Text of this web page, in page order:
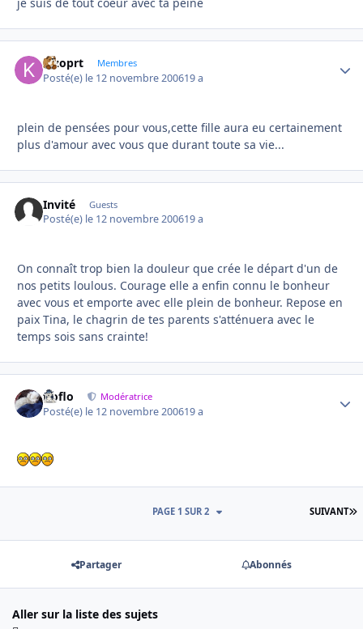
kizoprt Membres
Posté(e) le 12 novembre 200619 a
plein de pensées pour vous,cette fille aura eu certainement
plus d'amour avec vous que durant toute sa vie...
Invité Guests
Posté(e) le 12 novembre 200619 a
On connaît trop bien la douleur que crée le départ d'un de
nos petits loulous. Courage elle a enfin connu le bonheur
avec vous et emporte avec elle plein de bonheur. Repose en
paix Tina, le chagrin de tes parents s'atténuera avec le
temps sois sans crainte!
floflo Modératrice
Posté(e) le 12 novembre 200619 a
SUIVANT
PAGE 1 SUR 2
Partager Abonnés
Aller sur la liste des sujets